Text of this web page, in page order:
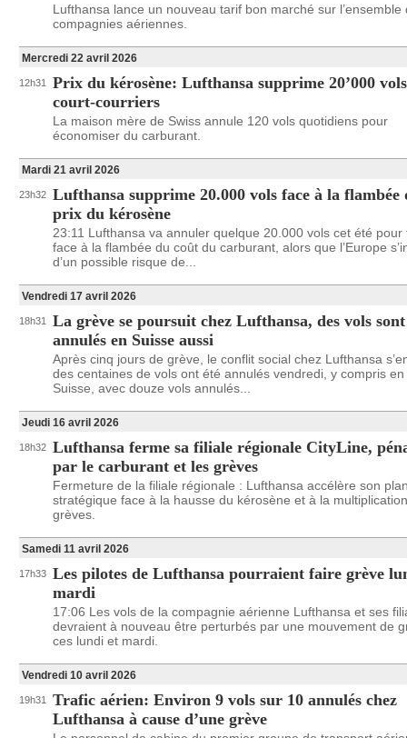
Lufthansa lance un nouveau tarif bon marché sur l’ensemble
compagnies aériennes.
Mercredi 22 avril 2026
12h31
Prix du kérosène: Lufthansa supprime 20’000 vols
court-courriers
La maison mère de Swiss annule 120 vols quotidiens pour
économiser du carburant.
Mardi 21 avril 2026
23h32 Lufthansa supprime 20.000 vols face à la flambée
prix du kérosène
23:11 Lufthansa va annuler quelque 20.000 vols cet été pour
face à la flambée du coût du carburant, alors que l’Europe
d’un possible risque de...
Vendredi 17 avril 2026
18h31
La grève se poursuit chez Lufthansa, des vols sont
annulés en Suisse aussi
Après cinq jours de grève, le conflit social chez Lufthansa
des centaines de vols ont été annulés vendredi, y compris en
Suisse, avec douze vols annulés...
Jeudi 16 avril 2026
18h32 Lufthansa ferme sa filiale régionale CityLine,
par le carburant et les grèves
Fermeture de la filiale régionale : Lufthansa accélère son
stratégique face à la hausse du kérosène et à la
grèves.
Samedi 11 avril 2026
17h33 Les pilotes de Lufthansa pourraient faire grève
mardi
17:06 Les vols de la compagnie aérienne Lufthansa et ses
devraient à nouveau être perturbés par une mouvement de
ces lundi et mardi.
Vendredi 10 avril 2026
19h31
Trafic aérien: Environ 9 vols sur 10 annulés chez
Lufthansa à cause d’une grève